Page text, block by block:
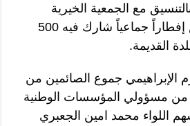
مع الجمعية الخيرية
الإسلامية مساء أمس إفطاراً جماعياً شارك فيه 500
القديمة.
الإبراهيمي جموع الصائمين من
من مسؤولي المؤسسات الوطنية
اللواء محمد امين الجعبري